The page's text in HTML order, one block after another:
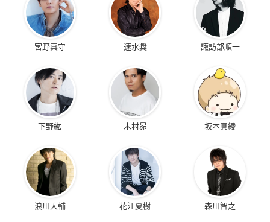
宮野真守 速水奨 諏訪部順一
下野紘 木村昴 坂本真綾
浪川大輔 花江夏樹 森川智之